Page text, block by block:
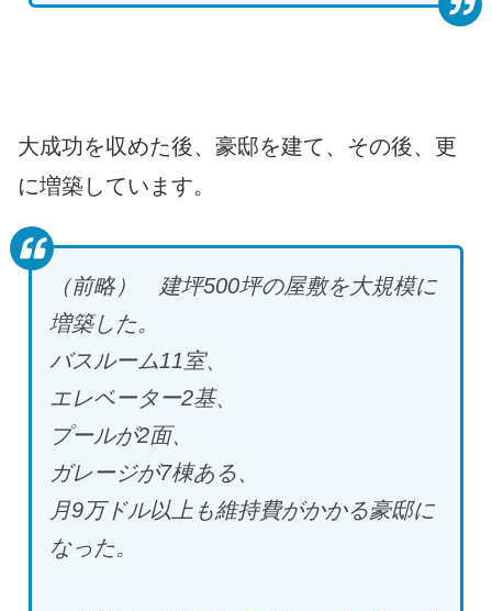
大成功を収めた後、豪邸を建て、その後、更
に増築しています。
（前略） 建坪500坪の屋敷を大規模に
増築した。
バスルーム11室、
エレベーター2基、
プールが2面、
ガレージが7棟ある、
月9万ドル以上も維持費がかかる豪邸に
なった。